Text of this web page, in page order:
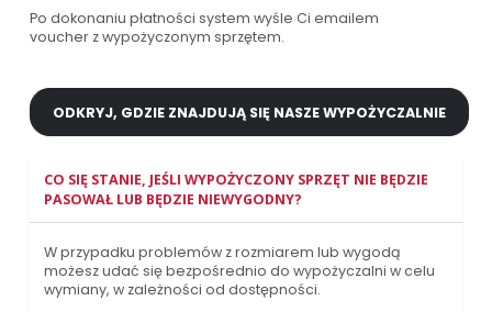
Po dokonaniu płatności system wyśle Ci emailem
voucher z wypożyczonym sprzętem.
ODKRYJ, GDZIE ZNAJDUJĄ SIĘ NASZE WYPOŻYCZALNIE
CO SIĘ STANIE, JEŚLI WYPOŻYCZONY SPRZĘT NIE BĘDZIE
PASOWAŁ LUB BĘDZIE NIEWYGODNY?
W przypadku problemów z rozmiarem lub wygodą
możesz udać się bezpośrednio do wypożyczalni w celu
wymiany, w zależności od dostępności.